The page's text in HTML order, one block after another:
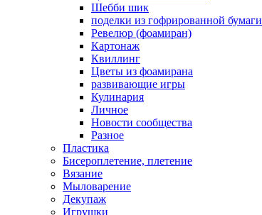
Шебби шик
поделки из гофрированной бумаги
Ревелюр (фоамиран)
Картонаж
Квиллинг
Цветы из фоамирана
развивающие игры
Кулинария
Личное
Новости сообщества
Разное
Пластика
Бисероплетение, плетение
Вязание
Мыловарение
Декупаж
Игрушки